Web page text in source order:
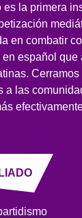
es la primera
en combatir
español que
a las